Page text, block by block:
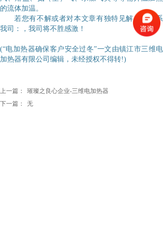
的流体加温。
若您有不解或者对本文章有独特见解，请联系
我司：
，我司将不胜感激！
(“电加热器确保客户安全过冬”一文由镇江市三维电
加热器有限公司编辑，未经授权不得转!)
上一篇：
璀璨之良心企业-三维电加热器
下一篇：
无